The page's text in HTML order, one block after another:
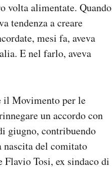
volta alimentate. Quando
tendenza a creare
mesi fa, aveva
E nel farlo, aveva
il Movimento per le
un accordo con
giugno, contribuendo
del comitato
Flavio Tosi, ex sindaco di